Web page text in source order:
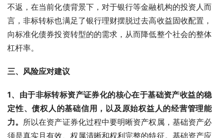
不返，在当前化债背景下，对于银行等金融机构的投资人而
言，非标转标也满足了银行理财摆脱过去高收益固收配置，
向标准化债券投资转型的的需求，从而降低整个社会的整体
杠杆率。
三、风险应对建议
1、由于非标转标资产证券化的核心在于基础资产收益的稳
定性、债权人的基础信用，以及原始权益人的经营管理能
力。 所以在资产证券化过程中要明晰资产权属，基础资产必
须是真实且有效、权属清晰和权利完整的特征。基础资产应